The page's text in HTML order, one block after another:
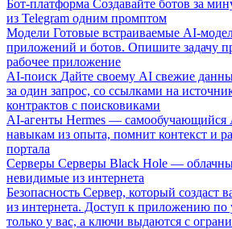
Бот-платформа Создавайте ботов за
из Telegram одним промптом
Модели Готовые встраиваемые AI-
приложений и ботов. Опишите задачу
рабочее приложение
AI-поиск Дайте своему AI свежие
за один запрос, со ссылками на
контрактов с поисковиками
AI-агенты Hermes — самообучающийся
навыкам из опыта, помнит контекст и
портала
Серверы Серверы Black Hole —
невидимые из интернета
Безопасность Сервер, который создаст
из интернета. Доступ к приложению по
только у вас, а ключи выдаются с